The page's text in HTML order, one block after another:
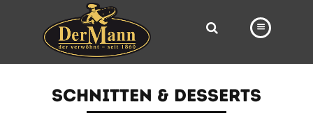
FILIALEN
SCHNITTEN & DESSERTS